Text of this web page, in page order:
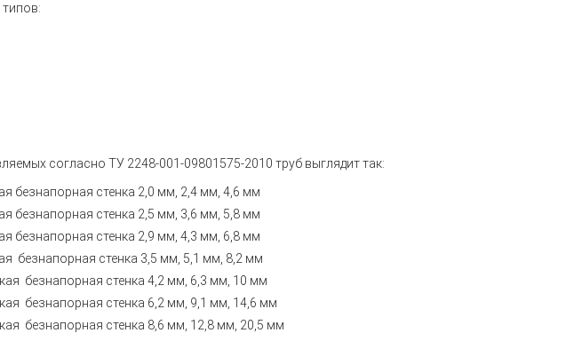
согласно ТУ 2248-001-09801575-2010 труб выглядит так:
безнапорная стенка 2,0 мм, 2,4 мм, 4,6 мм
безнапорная стенка 2,5 мм, 3,6 мм, 5,8 мм
безнапорная стенка 2,9 мм, 4,3 мм, 6,8 мм
безнапорная стенка 3,5 мм, 5,1 мм, 8,2 мм
безнапорная стенка 4,2 мм, 6,3 мм, 10 мм
безнапорная стенка 6,2 мм, 9,1 мм, 14,6 мм
безнапорная стенка 8,6 мм, 12,8 мм, 20,5 мм